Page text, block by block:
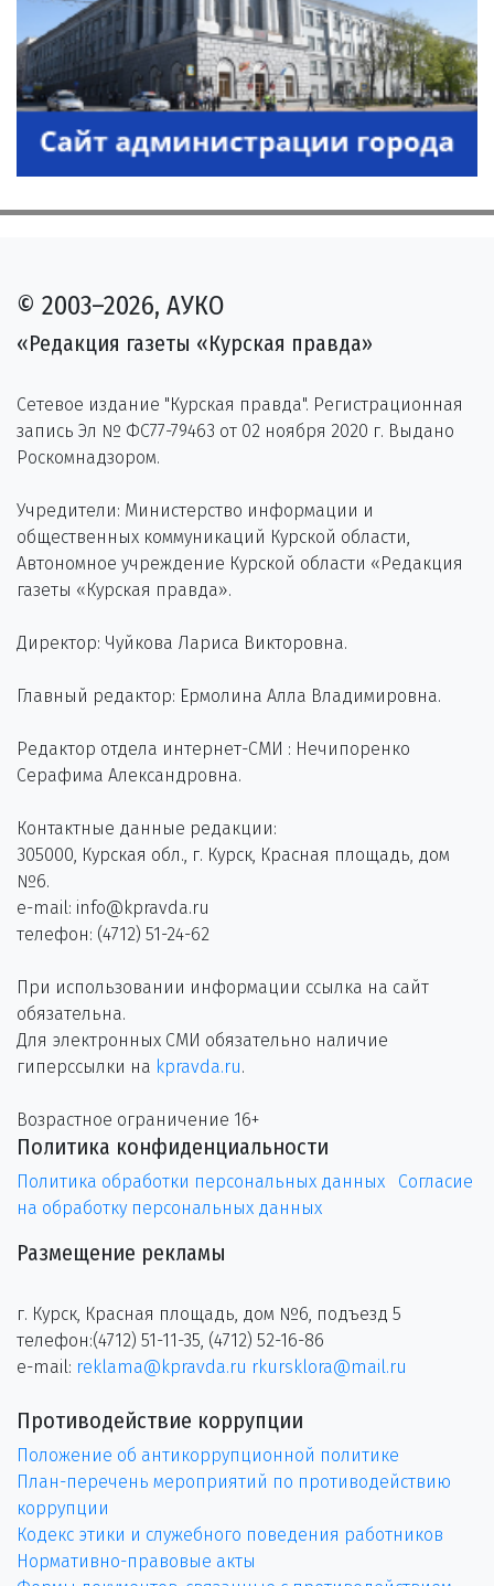
© 2003–2026, АУКО
«Редакция газеты «Курская правда»
Сетевое издание "Курская правда". Регистрационная
запись Эл № ФС77-79463 от 02 ноября 2020 г. Выдано
Роскомнадзором.
Учредители: Министерство информации и
общественных коммуникаций Курской области,
Автономное учреждение Курской области «Редакция
газеты «Курская правда».
Директор: Чуйкова Лариса Викторовна.
Главный редактор: Ермолина Алла Владимировна.
Редактор отдела интернет-СМИ : Нечипоренко
Серафима Александровна.
Контактные данные редакции:
305000, Курская обл., г. Курск, Красная площадь, дом
№6.
e-mail: info@kpravda.ru
телефон: (4712) 51-24-62
При использовании информации ссылка на сайт
обязательна.
Для электронных СМИ обязательно наличие
гиперссылки на kpravda.ru.
Возрастное ограничение 16+
Политика конфиденциальности
Политика обработки персональных данных
Согласие
на обработку персональных данных
Размещение рекламы
г. Курск, Красная площадь, дом №6, подъезд 5
телефон:(4712) 51-11-35, (4712) 52-16-86
e-mail: reklama@kpravda.ru rkursklora@mail.ru
Противодействие коррупции
Положение об антикоррупционной политике
План-перечень мероприятий по противодействию
коррупции
Кодекс этики и служебного поведения работников
Нормативно-правовые акты